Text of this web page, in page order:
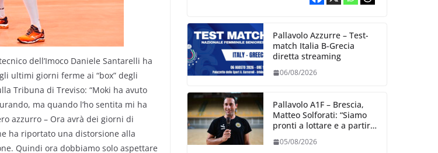
dell’Imoco Daniele Santarelli ha
ultimi giorni ferme ai “box” degli
Tribuna di Treviso: “Moki ha avuto
ma quando l’ho sentita mi ha
azzurro – Ora avrà dei giorni di
ha riportato una distorsione alla
Quindi ora dobbiamo solo aspettare
Pallavolo Azzurre – Test-
match Italia B-Grecia
diretta streaming
06/08/2026
Pallavolo A1F – Brescia,
Matteo Solforati: “Siamo
pronti a lottare e a partire
giorno”
05/08/2026